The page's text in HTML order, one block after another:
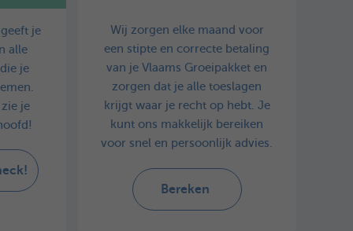
je
alle
je
je
Wij zorgen elke maand voor
een stipte en correcte betaling
van je Vlaams Groeipakket en
zorgen dat je alle toeslagen
krijgt waar je recht op hebt. Je
kunt ons makkelijk bereiken
voor snel en persoonlijk advies.
Bereken